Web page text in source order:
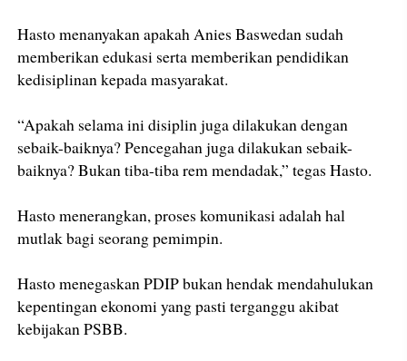
Hasto menanyakan apakah Anies Baswedan sudah
memberikan edukasi serta memberikan pendidikan
kedisiplinan kepada masyarakat.
“Apakah selama ini disiplin juga dilakukan dengan
sebaik-baiknya? Pencegahan juga dilakukan sebaik-
baiknya? Bukan tiba-tiba rem mendadak,” tegas Hasto.
Hasto menerangkan, proses komunikasi adalah hal
mutlak bagi seorang pemimpin.
Hasto menegaskan PDIP bukan hendak mendahulukan
kepentingan ekonomi yang pasti terganggu akibat
kebijakan PSBB.